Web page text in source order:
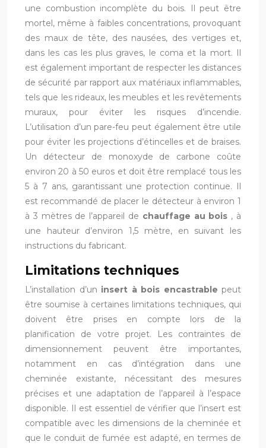
une combustion incomplète du bois. Il peut être
mortel, même à faibles concentrations, provoquant
des maux de tête, des nausées, des vertiges et,
dans les cas les plus graves, le coma et la mort. Il
est également important de respecter les distances
de sécurité par rapport aux matériaux inflammables,
tels que les rideaux, les meubles et les revêtements
muraux, pour éviter les risques d’incendie.
L’utilisation d’un pare-feu peut également être utile
pour éviter les projections d’étincelles et de braises.
Un détecteur de monoxyde de carbone coûte
environ 20 à 50 euros et doit être remplacé tous les
5 à 7 ans, garantissant une protection continue. Il
est recommandé de placer le détecteur à environ 1
à 3 mètres de l’appareil de chauffage au bois , à
une hauteur d’environ 1,5 mètre, en suivant les
instructions du fabricant.
Limitations techniques
L’installation d’un insert à bois encastrable peut
être soumise à certaines limitations techniques, qui
doivent être prises en compte lors de la
planification de votre projet. Les contraintes de
dimensionnement peuvent être importantes,
notamment en cas d’intégration dans une
cheminée existante, nécessitant des mesures
précises et une adaptation de l’appareil à l’espace
disponible. Il est essentiel de vérifier que l’insert est
compatible avec les dimensions de la cheminée et
que le conduit de fumée est adapté, en termes de